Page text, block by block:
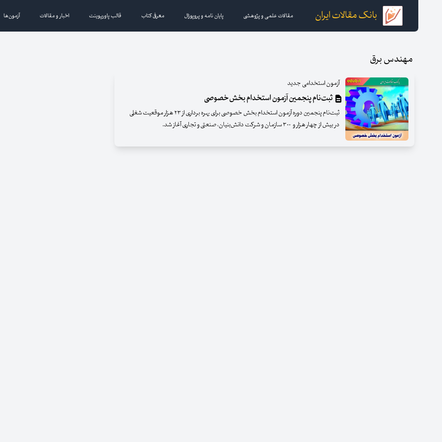
بانک مقالات ایران مقالات علمی و پژوهشی پایان نامه و پروپوزال معرفی کتاب قالب پاورپوینت اخبار و مقالات آزمون‌ها
مهندس برق
آزمون استخدامی جدید
ثبت‌نام پنجمین آزمون استخدام بخش‌خصوصی
ثبت‌نام پنجمین دوره آزمون استخدام بخش خصوصی برای بهره برداری از ۲۳ هزار موقعیت شغلی
در بیش از چهار هزار و ۳۰۰ سازمان و شرکت دانش‌بنیان، صنعتی و تجاری آغاز شد.